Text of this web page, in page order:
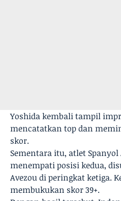
Yoshida kembali tampil
mencatatkan top dan
skor.
Sementara itu, atlet Spanyol
menempati posisi kedua,
Avezou di peringkat ketiga.
membukukan skor 39+.